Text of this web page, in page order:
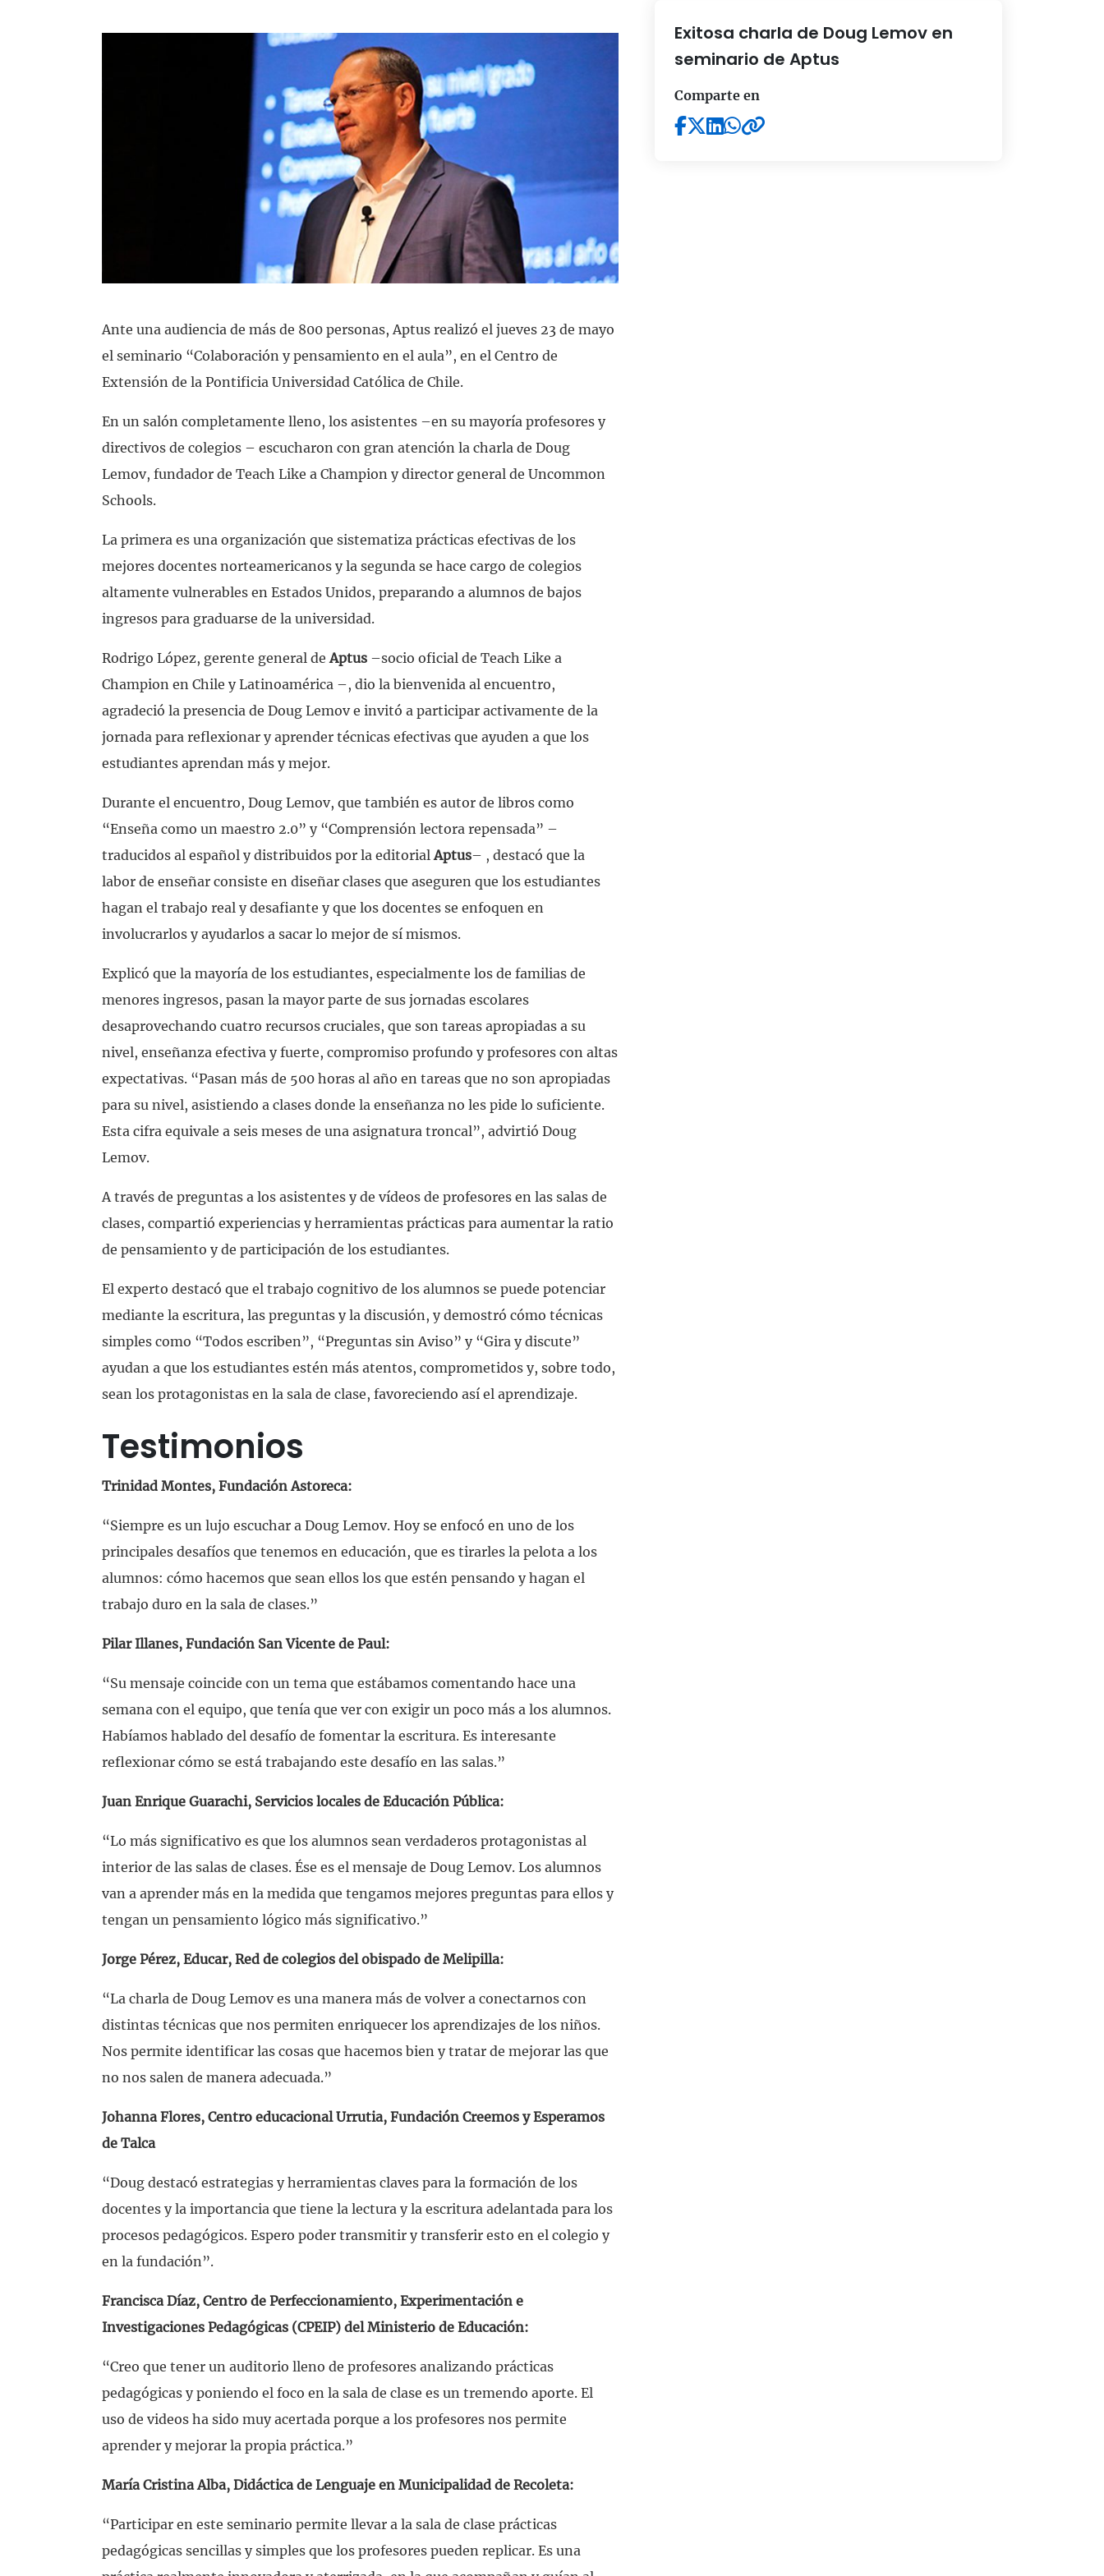
Explora todos los productos
Ante una audiencia de más de 800 personas, Aptus realizó el jueves 23 de mayo
el seminario “Colaboración y pensamiento en el aula”, en el Centro de
Extensión de la Pontificia Universidad Católica de Chile.
En un salón completamente lleno, los asistentes –en su mayoría profesores y
directivos de colegios – escucharon con gran atención la charla de Doug
Lemov, fundador de Teach Like a Champion y director general de Uncommon
Schools.
La primera es una organización que sistematiza prácticas efectivas de los
mejores docentes norteamericanos y la segunda se hace cargo de colegios
altamente vulnerables en Estados Unidos, preparando a alumnos de bajos
ingresos para graduarse de la universidad.
Rodrigo López, gerente general deAptus –socio oficial de Teach Like a
Champion en Chile y Latinoamérica –, dio la bienvenida al encuentro,
agradeció la presencia de Doug Lemov e invitó a participar activamente de la
jornada para reflexionar y aprender técnicas efectivas que ayuden a que los
estudiantes aprendan más y mejor.
Durante el encuentro, Doug Lemov, que también es autor de libros como
“Enseña como un maestro 2.0” y “Comprensión lectora repensada” –
traducidos al español y distribuidos por la editorialAptus– , destacó que la
labor de enseñar consiste en diseñar clases que aseguren que los estudiantes
hagan el trabajo real y desafiante y que los docentes se enfoquen en
involucrarlos y ayudarlos a sacar lo mejor de sí mismos.
Explicó que la mayoría de los estudiantes, especialmente los de familias de
menores ingresos, pasan la mayor parte de sus jornadas escolares
desaprovechando cuatro recursos cruciales, que son tareas apropiadas a su
nivel, enseñanza efectiva y fuerte, compromiso profundo y profesores con altas
expectativas. “Pasan más de 500 horas al año en tareas que no son apropiadas
para su nivel, asistiendo a clases donde la enseñanza no les pide lo suficiente.
Esta cifra equivale a seis meses de una asignatura troncal”, advirtió Doug
Lemov.
A través de preguntas a los asistentes y de vídeos de profesores en las salas de
clases, compartió experiencias y herramientas prácticas para aumentar la ratio
de pensamiento y de participación de los estudiantes.
El experto destacó que el trabajo cognitivo de los alumnos se puede potenciar
mediante la escritura, las preguntas y la discusión, y demostró cómo técnicas
simples como “Todos escriben”, “Preguntas sin Aviso” y “Gira y discute”
ayudan a que los estudiantes estén más atentos, comprometidos y, sobre todo,
sean los protagonistas en la sala de clase, favoreciendo así el aprendizaje.
Testimonios
Trinidad Montes, Fundación Astoreca:
“Siempre es un lujo escuchar a Doug Lemov. Hoy se enfocó en uno de los
principales desafíos que tenemos en educación, que es tirarles la pelota a los
alumnos: cómo hacemos que sean ellos los que estén pensando y hagan el
trabajo duro en la sala de clases.”
Pilar Illanes, Fundación San Vicente de Paul:
“Su mensaje coincide con un tema que estábamos comentando hace una
semana con el equipo, que tenía que ver con exigir un poco más a los alumnos.
Habíamos hablado del desafío de fomentar la escritura. Es interesante
reflexionar cómo se está trabajando este desafío en las salas.”
Juan Enrique Guarachi, Servicios locales de Educación Pública:
“Lo más significativo es que los alumnos sean verdaderos protagonistas al
interior de las salas de clases. Ése es el mensaje de Doug Lemov. Los alumnos
van a aprender más en la medida que tengamos mejores preguntas para ellos y
tengan un pensamiento lógico más significativo.”
Jorge Pérez, Educar, Red de colegios del obispado de Melipilla:
“La charla de Doug Lemov es una manera más de volver a conectarnos con
distintas técnicas que nos permiten enriquecer los aprendizajes de los niños.
Nos permite identificar las cosas que hacemos bien y tratar de mejorar las que
no nos salen de manera adecuada.”
Johanna Flores, Centro educacional Urrutia, Fundación Creemos y Esperamos
de Talca
“Doug destacó estrategias y herramientas claves para la formación de los
docentes y la importancia que tiene la lectura y la escritura adelantada para los
procesos pedagógicos. Espero poder transmitir y transferir esto en el colegio y
en la fundación”.
Francisca Díaz, Centro de Perfeccionamiento, Experimentación e
Investigaciones Pedagógicas (CPEIP) del Ministerio de Educación:
“Creo que tener un auditorio lleno de profesores analizando prácticas
pedagógicas y poniendo el foco en la sala de clase es un tremendo aporte. El
uso de videos ha sido muy acertada porque a los profesores nos permite
aprender y mejorar la propia práctica.”
María Cristina Alba, Didáctica de Lenguaje en Municipalidad de Recoleta:
“Participar en este seminario permite llevar a la sala de clase prácticas
pedagógicas sencillas y simples que los profesores pueden replicar. Es una
Exitosa charla de Doug Lemov en
seminario de Aptus
Comparte en